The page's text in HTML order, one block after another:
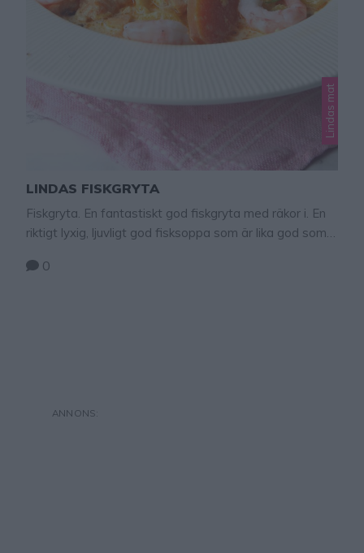
Lindas mat
LINDAS FISKGRYTA
Fiskgryta. En fantastiskt god fiskgryta med räkor i. En
riktigt lyxig, ljuvligt god fisksoppa som är lika god som
med en klick Aioli i tallriken. Tips! Gör egen Aioli – klicka
0